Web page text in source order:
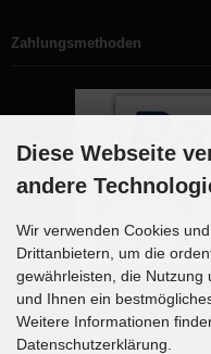
Zahlungsmethoden
Newsletter-Anmeldung
Diese Webseite
andere
Wir verwenden Cookies
Drittanbietern, um die
gewährleisten, die Nutzung
und Ihnen ein
Weitere Informationen
Datenschutzerklärung.